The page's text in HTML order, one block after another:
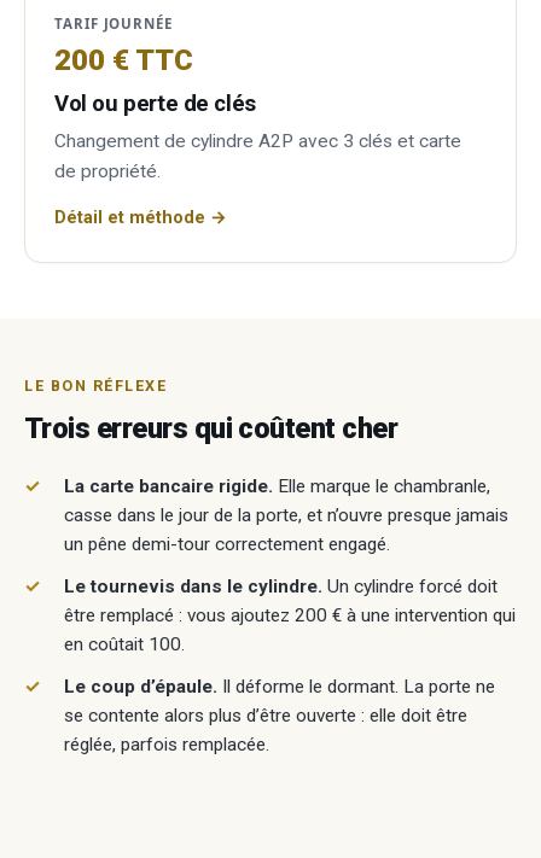
TARIF JOURNÉE
200 € TTC
Vol ou perte de clés
Changement de cylindre A2P avec 3 clés et carte
de propriété.
Détail et méthode →
LE BON RÉFLEXE
Trois erreurs qui coûtent cher
La carte bancaire rigide. Elle marque le chambranle,
casse dans le jour de la porte, et n’ouvre presque jamais
un pêne demi-tour correctement engagé.
Le tournevis dans le cylindre. Un cylindre forcé doit
être remplacé : vous ajoutez 200 € à une intervention qui
en coûtait 100.
Le coup d’épaule. Il déforme le dormant. La porte ne
se contente alors plus d’être ouverte : elle doit être
réglée, parfois remplacée.